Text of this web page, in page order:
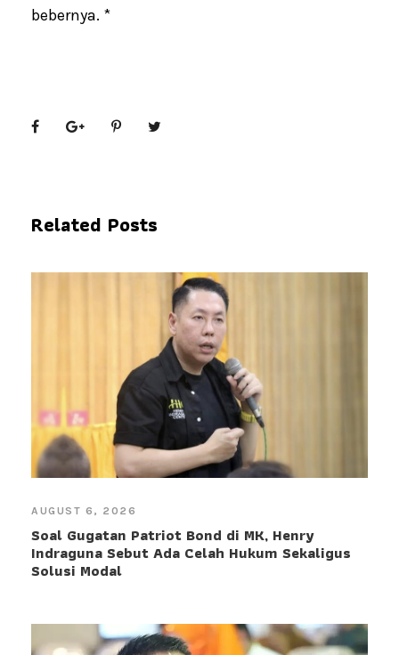
bebernya. *
Related Posts
AUGUST 6, 2026
Soal Gugatan Patriot Bond di MK, Henry
Indraguna Sebut Ada Celah Hukum Sekaligus
Solusi Modal